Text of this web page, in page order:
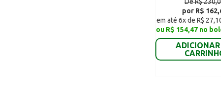
De R$
por R$
em até 6x de R$
ou R$ 154,47 no